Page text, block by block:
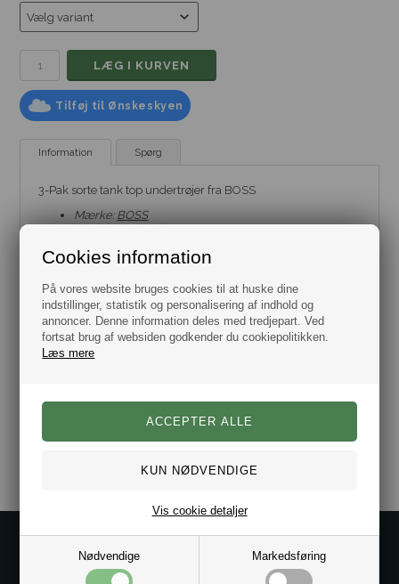
Cookies information
På vores website bruges cookies til at huske dine
indstillinger, statistik og personalisering af indhold og
annoncer. Denne information deles med tredjepart. Ved
fortsat brug af websiden godkender du cookiepolitikken.
Læs mere
Nødvendige Markedsføring
Vis cookie detaljer
Tilføj til Ønskeskyen
Information Spørg
3-Pak sorte tank top undertrøjer fra BOSS
Mærke: BOSS
Model:Undertrøje
Farve: Sort
Materiale: 100% Bomuld
Kundeservice@bestman.dk